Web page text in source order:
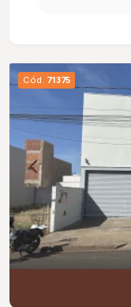
Cód. 71375